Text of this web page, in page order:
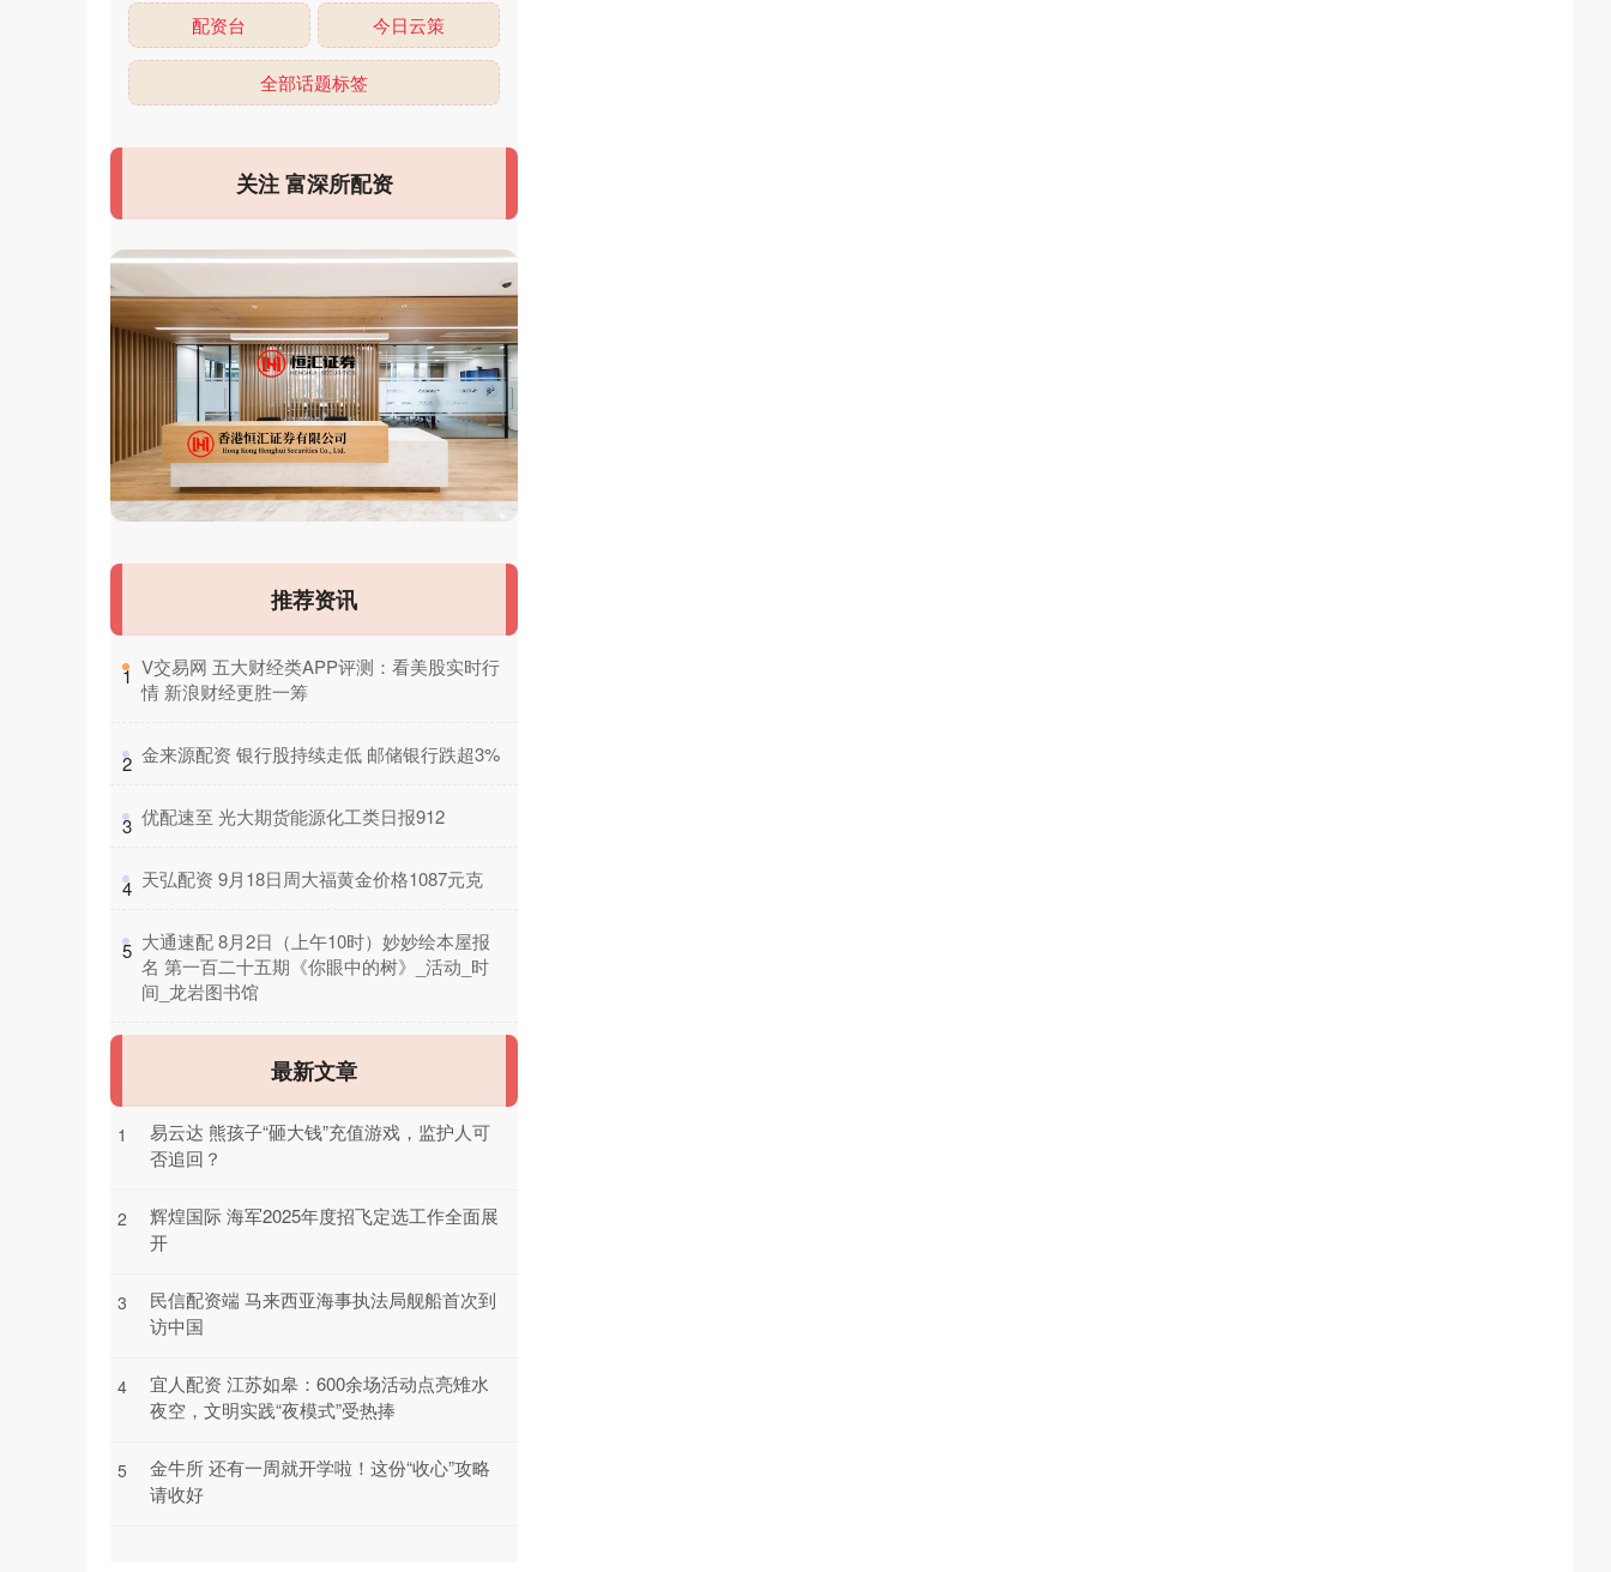
配资台 今日云策
全部话题标签
关注 富深所配资
推荐资讯
1 ​V交易网 五大财经类APP评测：看美股实时行
情 新浪财经更胜一筹
2 ​金来源配资 银行股持续走低 邮储银行跌超3%
3 ​优配速至 光大期货能源化工类日报912
4 ​天弘配资 9月18日周大福黄金价格1087元克
5 ​大通速配 8月2日（上午10时）妙妙绘本屋报
名 第一百二十五期《你眼中的树》_活动_时
间_龙岩图书馆
最新文章
1
易云达 熊孩子“砸大钱”充值游戏，监护人可
否追回？
2
辉煌国际 海军2025年度招飞定选工作全面展
开
3
民信配资端 马来西亚海事执法局舰船首次到
访中国
4
宜人配资 江苏如皋：600余场活动点亮雉水
夜空，文明实践“夜模式”受热捧
5
金牛所 还有一周就开学啦！这份“收心”攻略
请收好